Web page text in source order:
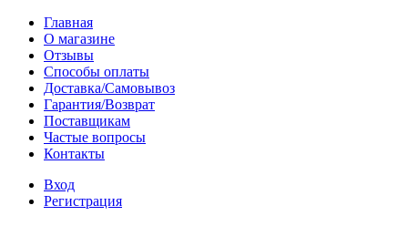
Главная
О магазине
Отзывы
Способы оплаты
Доставка/Самовывоз
Гарантия/Возврат
Поставщикам
Частые вопросы
Контакты
Вход
Регистрация